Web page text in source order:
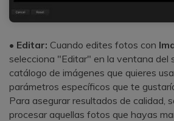
• Editar: Cuando edites fotos con
selecciona "Editar" en la ventana del
catálogo de imágenes que quieres
parámetros específicos que te
Para asegurar resultados de calidad,
procesar aquellas fotos que hayas